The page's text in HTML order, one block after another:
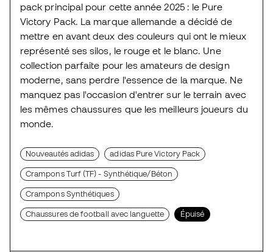
pack principal pour cette année 2025 : le Pure
Victory Pack. La marque allemande a décidé de
mettre en avant deux des couleurs qui ont le mieux
représenté ses silos, le rouge et le blanc. Une
collection parfaite pour les amateurs de design
moderne, sans perdre l'essence de la marque. Ne
manquez pas l'occasion d'entrer sur le terrain avec
les mêmes chaussures que les meilleurs joueurs du
monde.
Nouveautés adidas adidas Pure Victory Pack
Crampons Turf (TF) - Synthétique/Béton
Crampons Synthétiques
Chaussures de football avec languette Épuisé